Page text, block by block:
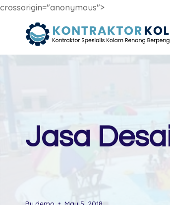
crossorigin="anonymous">
Jasa